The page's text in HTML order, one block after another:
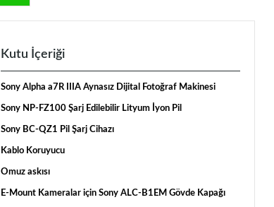
Kutu İçeriği
Sony Alpha a7R IIIA Aynasız Dijital Fotoğraf Makinesi
Sony NP-FZ100 Şarj Edilebilir Lityum İyon Pil
Sony BC-QZ1 Pil Şarj Cihazı
Kablo Koruyucu
Omuz askısı
E-Mount Kameralar için Sony ALC-B1EM Gövde Kapağı